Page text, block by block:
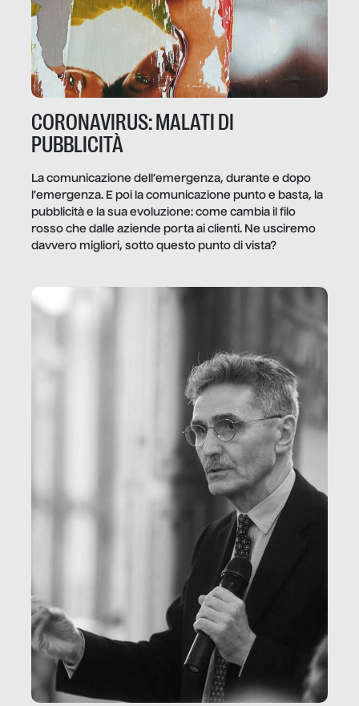
CORONAVIRUS: MALATI DI
PUBBLICITÀ
La comunicazione dell’emergenza, durante e dopo
l’emergenza. E poi la comunicazione punto e basta, la
pubblicità e la sua evoluzione: come cambia il filo
rosso che dalle aziende porta ai clienti. Ne usciremo
davvero migliori, sotto questo punto di vista?